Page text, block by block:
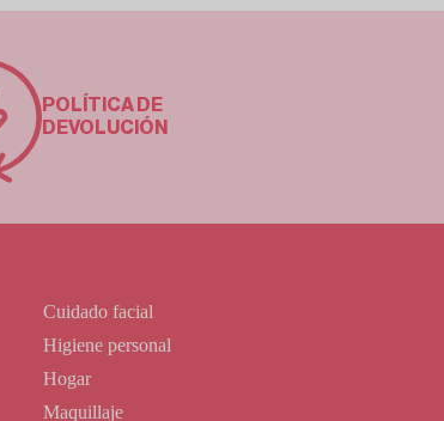
POLÍTICA DE
DEVOLUCIÓN
Cuidado facial
Higiene personal
Hogar
Maquillaje